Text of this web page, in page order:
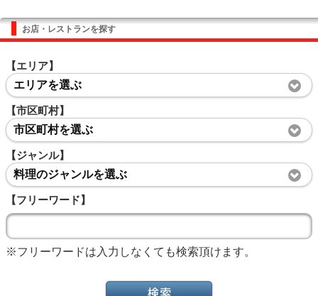
お店・レストランを探す
【エリア】
エリアを選ぶ
【市区町村】
市区町村を選ぶ
【ジャンル】
料理のジャンルを選ぶ
【フリーワード】
※フリーワードは入力しなくても検索頂けます。